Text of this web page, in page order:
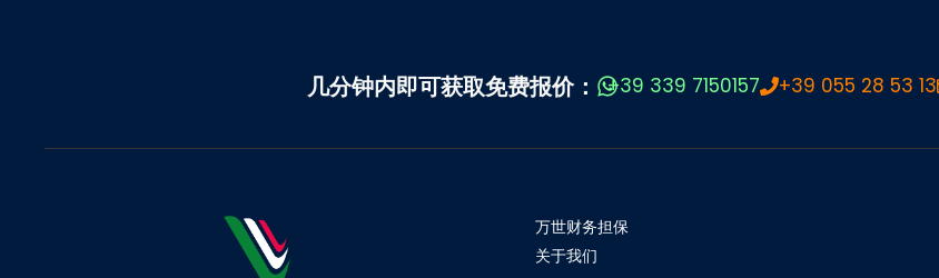
几分钟内即可获取免费报价： +39 339 7150157 +39 055 28 53 13
万世财务担保
关于我们